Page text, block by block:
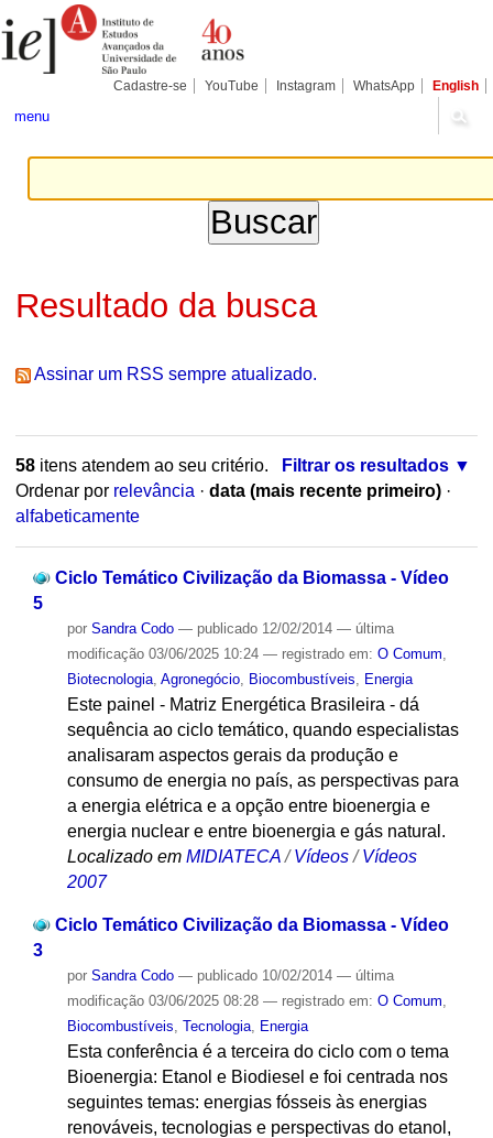
para
conteúdo.
Pessoais
Cadastre-se YouTube Instagram WhatsApp English
menu
Resultado da busca
Assinar um RSS sempre atualizado.
58itens atendem ao seu critério.
Filtrar os resultados
Ordenar por relevância · data (mais recente primeiro) ·
alfabeticamente
Ciclo Temático Civilização da Biomassa - Vídeo
5
por Sandra Codo — publicado12/02/2014 — última
modificação03/06/2025 10:24 — registrado em: O Comum
Biotecnologia, Agronegócio, Biocombustíveis Energia
Este painel - Matriz Energética Brasileira - dá
sequência ao ciclo temático, quando especialistas
analisaram aspectos gerais da produção e
consumo de energia no país, as perspectivas para
a energia elétrica e a opção entre bioenergia e
energia nuclear e entre bioenergia e gás natural.
Localizado em MIDIATECA /Vídeos /Vídeos
2007
Ciclo Temático Civilização da Biomassa - Vídeo
3
por Sandra Codo — publicado10/02/2014 — última
modificação03/06/2025 08:28 — registrado em: O Comum
Biocombustíveis Tecnologia, Energia
Esta conferência é a terceira do ciclo com o tema
Bioenergia: Etanol e Biodiesel e foi centrada nos
seguintes temas: energias fósseis às energias
renováveis, tecnologias e perspectivas do etanol,